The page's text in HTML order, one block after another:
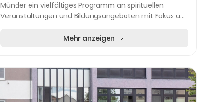
Münder ein vielfältiges Programm an spirituellen
Veranstaltungen und Bildungsangeboten mit Fokus auf
Mehr anzeigen